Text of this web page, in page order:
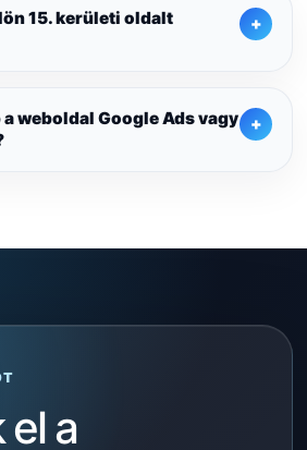
15. kerületi oldalt
weboldal Google Ads vagy
el a